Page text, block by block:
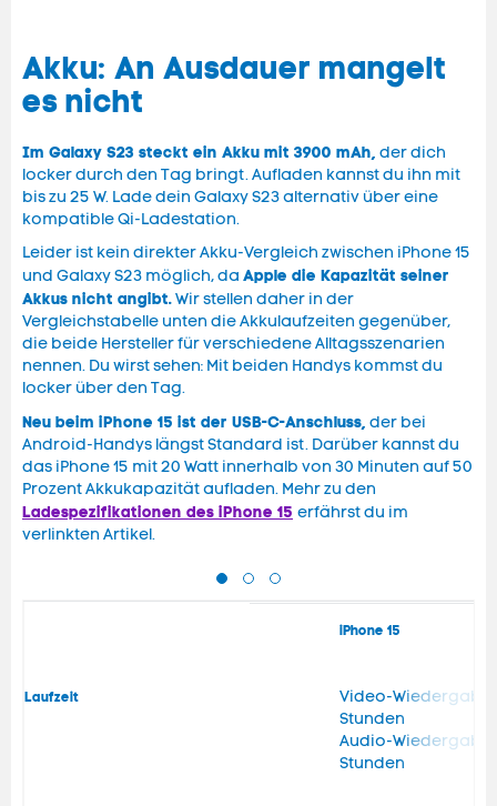
Akku: An Ausdauer mangelt
es nicht
Im Galaxy S23 steckt ein Akku mit 3900 mAh, der dich
locker durch den Tag bringt. Aufladen kannst du ihn mit
bis zu 25 W. Lade dein Galaxy S23 alternativ über eine
kompatible Qi-Ladestation.
Leider ist kein direkter Akku-Vergleich zwischen iPhone 15
und Galaxy S23 möglich, da Apple die Kapazität seiner
Akkus nicht angibt.Wir stellen daher in der
Vergleichstabelle unten die Akkulaufzeiten gegenüber,
die beide Hersteller für verschiedene Alltagsszenarien
nennen. Du wirst sehen: Mit beiden Handys kommst du
locker über den Tag.
Neu beim iPhone 15 ist der USB-C-Anschluss, der bei
Android-Handys längst Standard ist. Darüber kannst du
das iPhone 15 mit 20 Watt innerhalb von 30 Minuten auf 50
Prozent Akkukapazität aufladen. Mehr zu den
Ladespezifikationen des iPhone 15 erfährst du im
verlinkten Artikel.
iPhone 15
Laufzeit
Video-
Stunden
Audio-
Stunden